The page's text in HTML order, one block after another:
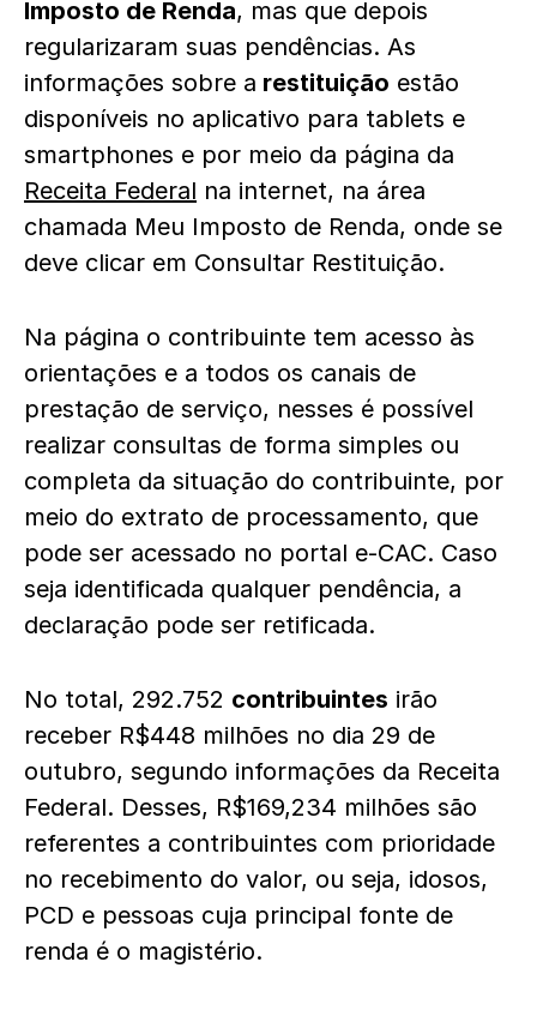
Imposto de Renda, mas que depois
regularizaram suas pendências. As
informações sobre a restituição estão
disponíveis no aplicativo para tablets e
smartphones e por meio da página da
Receita Federal na internet, na área
chamada Meu Imposto de Renda, onde se
deve clicar em Consultar Restituição.
Na página o contribuinte tem acesso às
orientações e a todos os canais de
prestação de serviço, nesses é possível
realizar consultas de forma simples ou
completa da situação do contribuinte, por
meio do extrato de processamento, que
pode ser acessado no portal e-CAC. Caso
seja identificada qualquer pendência, a
declaração pode ser retificada.
No total, 292.752 contribuintes irão
receber R$448 milhões no dia 29 de
outubro, segundo informações da Receita
Federal. Desses, R$169,234 milhões são
referentes a contribuintes com prioridade
no recebimento do valor, ou seja, idosos,
PCD e pessoas cuja principal fonte de
renda é o magistério.